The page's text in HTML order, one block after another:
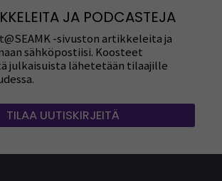
JA PODCASTEJA
-sivuston artikkeleita ja
sähköpostiisi. Koosteet
julkaisuista lähetetään tilaajille
TILAA UUTISKIRJEITÄ